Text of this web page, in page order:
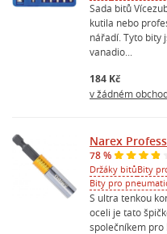
Sada bitů
kutila nebo
nářadí. Tyto bity
vanadio...
184 Kč
v žádném
Narex
78 %
Držáky bitůBity
Bity pro
S ultra tenkou
oceli je tato
společníkem pro